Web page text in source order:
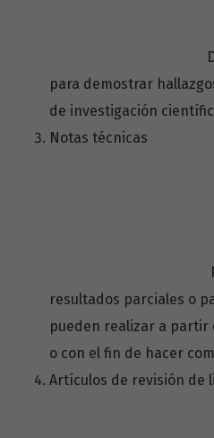
para demostrar
de investigación
Notas
Relatos de
resultados parciales o
pueden realizar a partir
o con el fin de hacer
Artículos de